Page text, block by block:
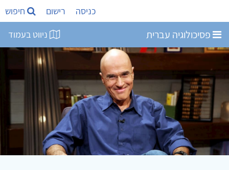
כניסה רישום חיפוש
פסיכולוגיה עברית ניווט בעמוד